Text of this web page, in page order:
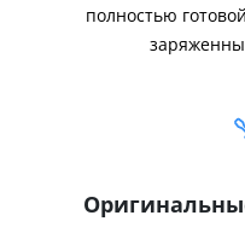
полностью